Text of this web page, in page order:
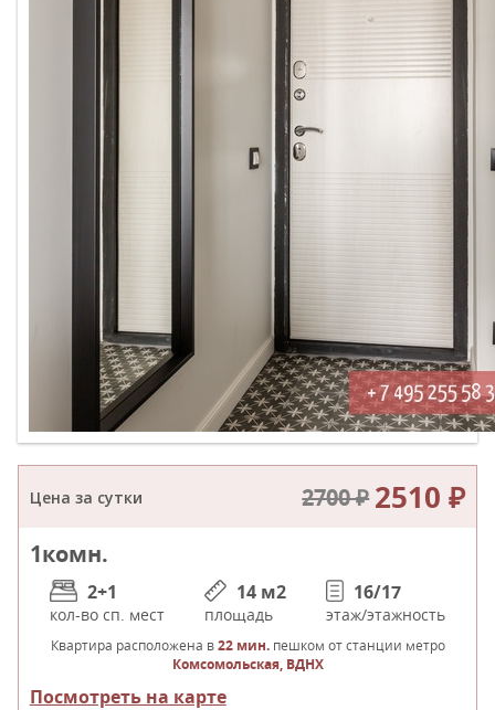
Цена за сутки 2700 ₽ 2510 ₽
1комн.
2+1
кол-во сп. мест
14 м2
площадь
16/17
этаж/этажность
Квартира расположена в22 мин. пешком от станции метро
Комсомольская, ВДНХ
Посмотреть на карте